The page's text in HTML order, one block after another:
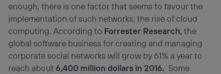
enough, there is one factor that seems to favour the
implementation of such networks: the rise of cloud
computing. According to Forrester Research,the
global software business for creating and managing
corporate social networks will grow by 61% a year to
reach about6,400 million dollars in 2016. Some